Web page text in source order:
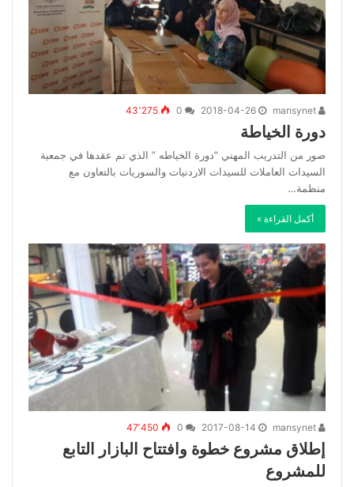
2018-04-26 43٬275
دورة الخياطة
صور من التدريب المهني “دورة الخياطه ” الذي تم عقدها في جمعية
السيدات العاملات للسيدات الاردنيات والسوريات بالتعاون مع
منظمة…
أكمل القراءة »
2017-08-14 47٬450
إطلاق مشروع خطوة وافتتاح البازار التابع
للمشروع